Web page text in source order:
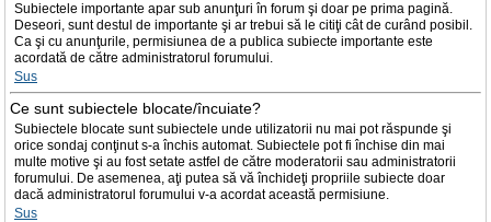
Subiectele importante apar sub anunţuri în forum şi doar pe prima pagină.
Deseori, sunt destul de importante şi ar trebui să le citiţi cât de curând posibil.
Ca şi cu anunţurile, permisiunea de a publica subiecte importante este
acordată de către administratorul forumului.
Sus
Ce sunt subiectele blocate/încuiate?
Subiectele blocate sunt subiectele unde utilizatorii nu mai pot răspunde şi
orice sondaj conţinut s-a închis automat. Subiectele pot fi închise din mai
multe motive şi au fost setate astfel de către moderatorii sau administratorii
forumului. De asemenea, aţi putea să vă închideţi propriile subiecte doar
dacă administratorul forumului v-a acordat această permisiune.
Sus